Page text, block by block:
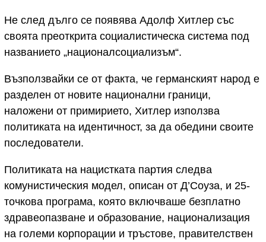
Не след дълго се появява Адолф Хитлер със
своята преоткрита социалистическа система под
названието „националсоциализъм“.
Възползвайки се от факта, че германският народ е
разделен от новите национални граници,
наложени от примирието, Хитлер използва
политиката на идентичност, за да обедини своите
последователи.
Политиката на нацистката партия следва
комунистическия модел, описан от Д’Соуза, и 25-
точкова програма, която включваше безплатно
здравеопазване и образование, национализация
на големи корпорации и тръстове, правителствен